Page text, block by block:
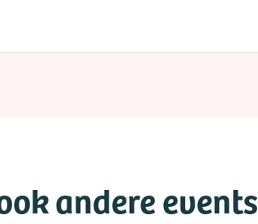
andere events